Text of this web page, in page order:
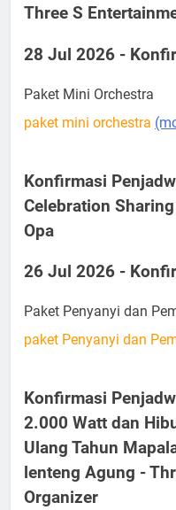
Three S
28 Jul 2026 -
Paket Mini Orchestra
paket mini orchestra
Konfirmasi
Celebration
Opa
26 Jul 2026 -
Paket Penyanyi dan
paket Penyanyi dan
Konfirmasi
2.000 Watt dan
Ulang Tahun
lenteng Agung -
Organizer